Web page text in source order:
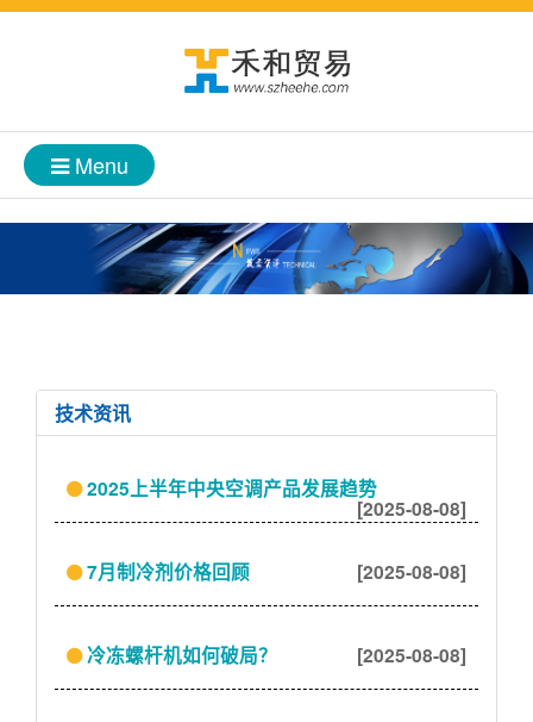
Menu
技术资讯
2025上半年中央空调产品发展趋势
[2025-08-08]
7月制冷剂价格回顾 [2025-08-08]
冷冻螺杆机如何破局？ [2025-08-08]